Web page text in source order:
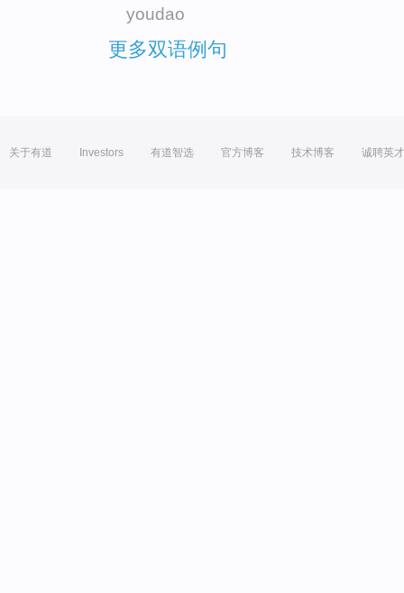
youdao
更多双语例句
关于有道 Investors 有道智选 官方博客 技术博客 诚聘英才